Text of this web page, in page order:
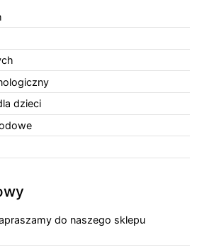
dzieci
do naszego sklepu